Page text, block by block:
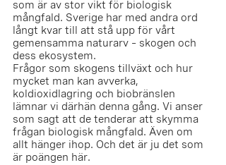
som är av stor vikt för biologisk
mångfald. Sverige har med andra ord
långt kvar till att stå upp för vårt
gemensamma naturarv – skogen och
dess ekosystem.
Frågor som skogens tillväxt och hur
mycket man kan avverka,
koldioxidlagring och biobränslen
lämnar vi därhän denna gång. Vi anser
som sagt att de tenderar att skymma
frågan biologisk mångfald. Även om
allt hänger ihop. Och det är ju det som
är poängen här.